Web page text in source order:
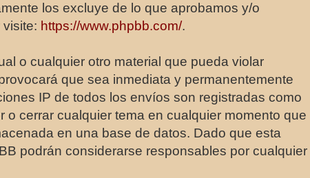
los excluye de lo que aprobamos y/o
https://www.phpbb.com/.
o cualquier otro material que pueda violar
que sea inmediata y permanentemente
IP de todos los envíos son registradas como
cerrar cualquier tema en cualquier momento que
en una base de datos. Dado que esta
podrán considerarse responsables por cualquier